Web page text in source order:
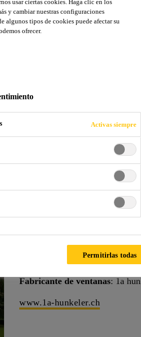
Vivienda
con marco delgado
Tipo de ventana: madera /
: Cerutti Partner
Fabricante de ventanas: 1a
www.1a-hunkeler.ch
usar ciertas cookies. Haga clic en los
y cambiar nuestras configuraciones
algunos tipos de cookies puede afectar su
ofrecer.
Activas siempre
Permitirlas todas